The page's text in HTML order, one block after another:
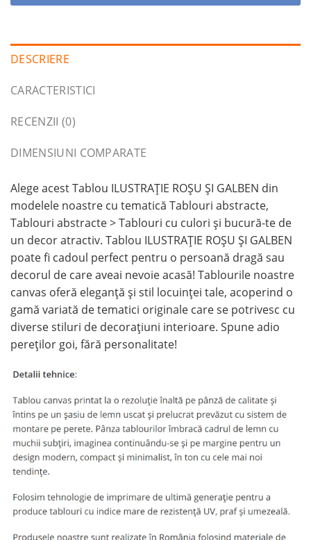
DESCRIERE
CARACTERISTICI
RECENZII (0)
DIMENSIUNI COMPARATE
Alege acest Tablou ILUSTRAȚIE ROȘU ȘI GALBEN din
modelele noastre cu tematică Tablouri abstracte,
Tablouri abstracte > Tablouri cu culori și bucură-te de
un decor atractiv. Tablou ILUSTRAȚIE ROȘU ȘI GALBEN
poate fi cadoul perfect pentru o persoană dragă sau
decorul de care aveai nevoie acasă! Tablourile noastre
canvas oferă eleganță și stil locuinței tale, acoperind o
gamă variată de tematici originale care se potrivesc cu
diverse stiluri de decorațiuni interioare. Spune adio
pereților goi, fără personalitate!